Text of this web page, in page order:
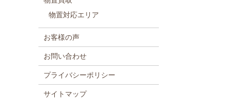
物置対応エリア
お客様の声
お問い合わせ
プライバシーポリシー
サイトマップ